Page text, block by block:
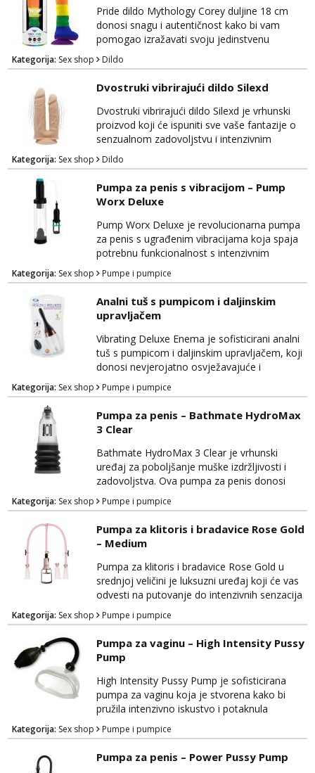
dodir i siguran za tijelo, osiguravajući
udobnost tijekom korištenja. Njegov...
Pride dildo Mythology Corey duljine 18 cm
donosi snagu i autentičnost kako bi vam
pomogao izražavati svoju jedinstvenu
seksualnost i ponos. Ovaj visokokvalitetni
dildo ne samo da zadovoljava vaše tjelesne
potrebe, već također slavi vašu individualnost
i seksualni identitet. Mythology Corey je
izrađen od sigurnog i tijelu prijateljskog
materijala koji pruža nevjerojatno realistično
iskustvo. Nje...
Kategorija: Sex shop Dildo
Dvostruki vibrirajući dildo Silexd
Dvostruki vibrirajući dildo Silexd je vrhunski
proizvod koji će ispuniti sve vaše fantazije o
senzualnom zadovoljstvu i intenzivnim
orgazmima. Ovaj luksuzni dildo ima dvostruku
namjenu i ugrađene vibracije za dodatno
uživanje. Izrađen je od visokokvalitetnog
materijala koji je siguran za tijelo i nježan na
dodir, pružajući vam udobnost i zadovoljstvo
tijekom korištenja. Silexd dolazi s dva kraj...
Kategorija: Sex shop Dildo
Pumpa za penis s vibracijom – Pump
Worx Deluxe
Pump Worx Deluxe je revolucionarna pumpa
za penis s ugrađenim vibracijama koja spaja
potrebnu funkcionalnost s intenzivnim
zadovoljstvom. Ovaj inovativni uređaj
dizajniran je kako bi poboljšao mušku
izdržljivost i povećao osjetljivost, pružajući
duboko zadovoljstvo i užitak. Izrađena je od
visokokvalitetnih materijala koji su sigurni za
tijelo, osiguravajući udobnost tijekom
korištenja. Pump Wo...
Kategorija: Sex shop Pumpe i pumpice
Analni tuš s pumpicom i daljinskim
upravljačem
Vibrating Deluxe Enema je sofisticirani analni
tuš s pumpicom i daljinskim upravljačem, koji
donosi nevjerojatno osvježavajuće i
stimulirajuće iskustvo. Ovaj uređaj kombinira
praktičnost s luksuzom kako bi vam pružio
sve što je potrebno za potpunu higijenu i
intenzivnu analnu stimulaciju. Izrađen je od
visokokvalitetnih materijala koji su sigurni za
tijelo, pružajući udobnost tijekom korištenja...
Kategorija: Sex shop Pumpe i pumpice
Pumpa za penis – Bathmate HydroMax
3 Clear
Bathmate HydroMax 3 Clear je vrhunski
uređaj za poboljšanje muške izdržljivosti i
zadovoljstva. Ova pumpa za penis donosi
naprednu tehnologiju kako bi vam pružila
maksimalne prednosti i povećanje veličine.
Izrađena je od visokokvalitetnih materijala
koji su sigurni za tijelo, pružajući vam
udobnost i sigurnost tijekom upotrebe. Klaran
dizajn Bathmate HydroMax 3 omogućava
vam da pratite svoj nap...
Kategorija: Sex shop Pumpe i pumpice
Pumpa za klitoris i bradavice Rose Gold
– Medium
Pumpa za klitoris i bradavice Rose Gold u
srednjoj veličini je luksuzni uređaj koji će vas
odvesti na putovanje do intenzivnih senzacija
i neopisivih trenutaka zadovoljstva. Ova
visokokvalitetna pumpa dizajnirana je kako bi
vam pružila nevjerojatno osnažujuće iskustvo.
Izrađena je od sigurnih i nježnih materijala
koji su prijateljski prema tijelu, osiguravajući
udobnost tijekom korištenja. Rose...
Kategorija: Sex shop Pumpe i pumpice
Pumpa za vaginu – High Intensity Pussy
Pump
High Intensity Pussy Pump je sofisticirana
pumpa za vaginu koja je stvorena kako bi
pružila intenzivno iskustvo i potaknula
senzacije kod žena. Ova visokokvalitetna
pumpa je dizajnirana s ciljem povećanja
osjetljivosti i poboljšanja intimnih trenutaka.
Izrađena je od sigurnih materijala koji su
Kategorija: Sex shop Pumpe i pumpice
Pumpa za penis – Power Pussy Pump